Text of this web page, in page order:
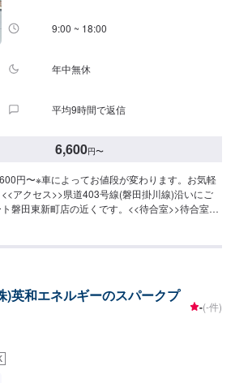
9:00 ~ 18:00
年中無休
平均9時間で返信
6,600円〜
円〜※車によってお値段が変わります。お気軽
アクセス>>県道403号線(磐田掛川線)沿いにご
磐田東新町店の近くです。<<待合室>>待合室を
)英和エネルギーのスパークプ
-(-件)